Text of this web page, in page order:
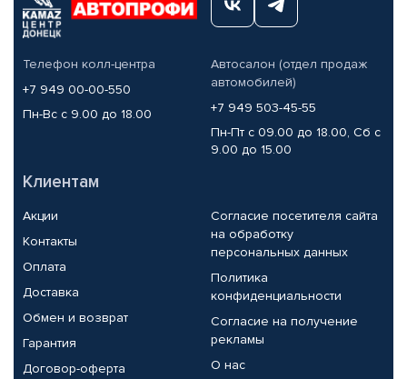
Телефон колл-центра
+7 949 00-00-550
Пн-Вс с 9.00 до 18.00
Автосалон (отдел продаж
автомобилей)
+7 949 503-45-55
Пн-Пт с 09.00 до 18.00, Сб с
9.00 до 15.00
Клиентам
Акции
Контакты
Оплата
Доставка
Обмен и возврат
Гарантия
Договор-оферта
Согласие посетителя сайта
на обработку
персональных данных
Политика
конфиденциальности
Согласие на получение
рекламы
О нас